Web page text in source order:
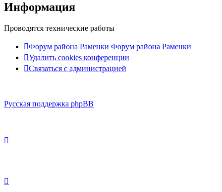
Информация
Проводятся технические работы
Форум района Раменки Форум района Раменки
Удалить cookies конференции
Связаться с администрацией
Русская поддержка phpBB